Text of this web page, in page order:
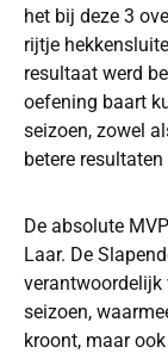
het bij deze 3
rijtje
resultaat werd
oefening baart
seizoen, zowel
betere
De absolute
Laar. De
verantwoordelijk
seizoen,
kroont, maar